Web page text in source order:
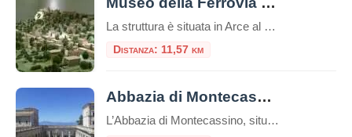
La struttura è situata in Arce al piano terra del Palazzo comunale, sono circa 100 mq dedicati alla Ferrovia della Valle del Liri e della valle Roveto. Ferrovia mezzo di collegamento delle persone e delle culture delle due valli nonché delle due regioni
Distanza: 11,57 km
Abbazia di Montecassino
L’Abbazia di Montecassino, situata a Cassino (FR), è una delle abbazie più antiche e importanti del mondo. La sua storia è ricca e affonda le radici nell’antichità. Nel corso dei secoli, Montecassino fu distrutta e ricostruita più volte. Fu distrutta dai Longobardi nel 577, dai Saraceni nel 883 e dai Normanni nel 1349. La distruzione […]